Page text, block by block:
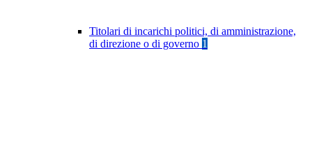
Titolari di incarichi politici, di amministrazione,
di direzione o di governo 1